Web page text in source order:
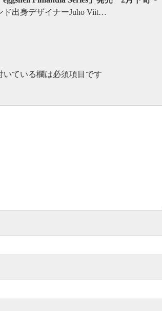
ド出身デザイナーJuho Viit…
いている欄は必須項目です